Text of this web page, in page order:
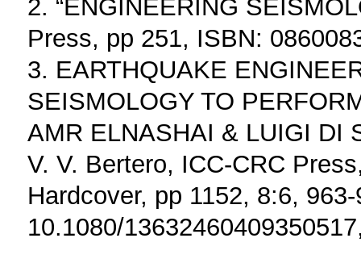
2. “ENGINEERING
Press, pp 251, ISBN:
3. EARTHQUAKE
SEISMOLOGY TO
AMR ELNASHAI & LUIGI DI
V. V. Bertero, ICC-CRC
Hardcover, pp 1152, 8:6,
10.1080/